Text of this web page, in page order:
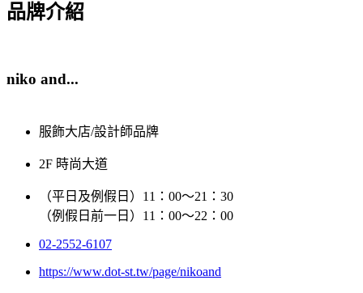
品牌介紹
niko and...
服飾大店/設計師品牌
2F 時尚大道
（平日及例假日）11：00～21：30
（例假日前一日）11：00～22：00
02-2552-6107
https://www.dot-st.tw/page/nikoand